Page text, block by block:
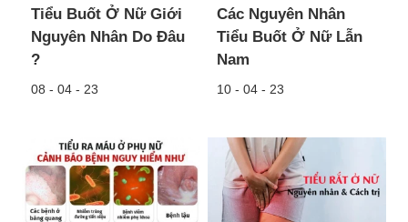
Tiểu Buốt Ở Nữ Giới
Nguyên Nhân Do Đâu
?
08 - 04 - 23
Các Nguyên Nhân
Tiểu Buốt Ở Nữ Lẫn
Nam
10 - 04 - 23